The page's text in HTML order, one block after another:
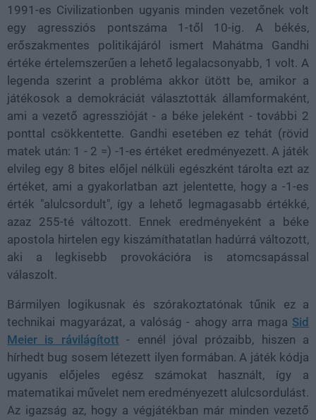
1991-es Civilizationben ugyanis minden vezetőnek volt
egy agressziós pontszáma 1-től 10-ig. A békés,
erőszakmentes politikájáról ismert Mahátma Gandhi
értéke értelemszerűen a lehető legalacsonyabb, 1 volt. A
legenda szerint a probléma akkor ütött be, amikor a
játékosok a demokráciát választották államformaként,
ami a vezető agresszióját - a béke jeleként - további 2
ponttal csökkentette. Gandhi esetében ez tehát (rövid
matek után: 1 - 2 =) -1-es értéket eredményezett. A játék
elvileg egy 8 bites előjel nélküli egészként tárolta ezt az
értéket, ami a gyakorlatban azt jelentette, hogy a -1-es
érték "alulcsordult", így a lehető legmagasabb értékké,
azaz 255-té változott. Ennek eredményeként a béke
apostola hirtelen egy kiszámíthatatlan hadúrrá változott,
aki a legkisebb provokációra is atomcsapással
válaszolt.
Bármilyen logikusnak és szórakoztatónak tűnik ez a
technikai magyarázat, a valóság - ahogy arra maga Sid
Meier is rávilágított - ennél jóval prózaibb, hiszen a
hírhedt bug sosem létezett ilyen formában. A játék kódja
ugyanis előjeles egész számokat használt, így a
matematikai művelet nem eredményezett alulcsordulást.
Az igazság az, hogy a végjátékban már minden vezető